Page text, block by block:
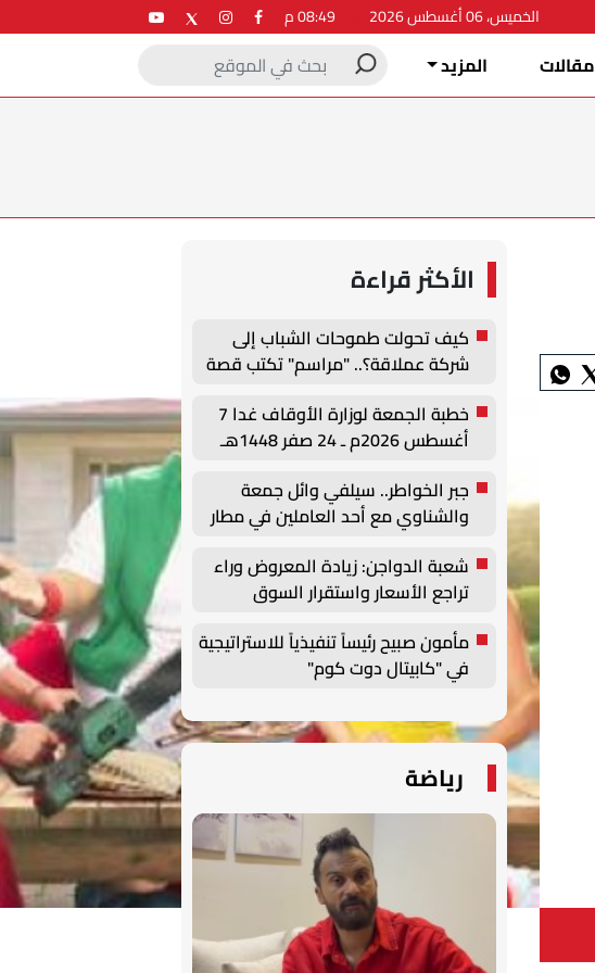
الخميس، 06 أغسطس 2026
مقالات المزيد
الأكثر قراءة
كيف تحولت طموحات الشباب إلى
شركة عملاقة؟.. "مراسم" تكتب قصة
والتوظيف الزراعي الأول بجامعة
دمنهور
خطبة الجمعة لوزارة الأوقاف غدا 7
أغسطس 2026م ـ 24 صفر 1448هـ
جبر الخواطر.. سيلفي وائل جمعة
والشناوي مع أحد العاملين في مطار
شعبة الدواجن: زيادة المعروض وراء
تراجع الأسعار واستقرار السوق
مأمون صبيح رئيساً تنفيذياً للاستراتيجية
في "كابيتال دوت كوم"
رياضة